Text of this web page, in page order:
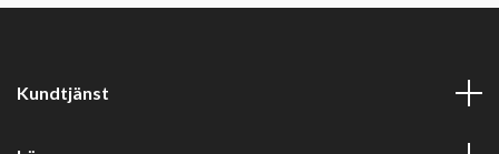
Kundtjänst